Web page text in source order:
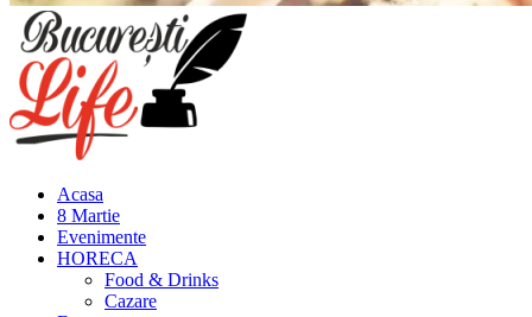
Meniu
principal
Acasa
8 Martie
Evenimente
HORECA
Food & Drinks
Cazare